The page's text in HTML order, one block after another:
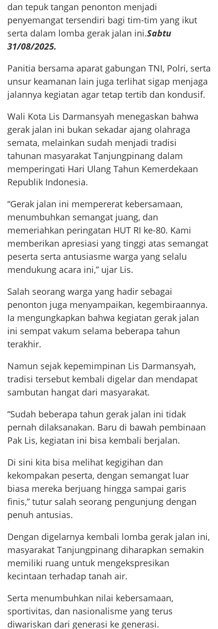
dan tepuk tangan penonton menjadi
penyemangat tersendiri bagi tim-tim yang ikut
serta dalam lomba gerak jalan ini.Sabtu
31/08/2025.
Panitia bersama aparat gabungan TNI, Polri, serta
unsur keamanan lain juga terlihat sigap menjaga
jalannya kegiatan agar tetap tertib dan kondusif.
Wali Kota Lis Darmansyah menegaskan bahwa
gerak jalan ini bukan sekadar ajang olahraga
semata, melainkan sudah menjadi tradisi
tahunan masyarakat Tanjungpinang dalam
memperingati Hari Ulang Tahun Kemerdekaan
Republik Indonesia.
“Gerak jalan ini mempererat kebersamaan,
menumbuhkan semangat juang, dan
memeriahkan peringatan HUT RI ke-80. Kami
memberikan apresiasi yang tinggi atas semangat
peserta serta antusiasme warga yang selalu
mendukung acara ini,” ujar Lis.
Salah seorang warga yang hadir sebagai
penonton juga menyampaikan, kegembiraannya.
Ia mengungkapkan bahwa kegiatan gerak jalan
ini sempat vakum selama beberapa tahun
terakhir.
Namun sejak kepemimpinan Lis Darmansyah,
tradisi tersebut kembali digelar dan mendapat
sambutan hangat dari masyarakat.
“Sudah beberapa tahun gerak jalan ini tidak
pernah dilaksanakan. Baru di bawah pembinaan
Pak Lis, kegiatan ini bisa kembali berjalan.
Di sini kita bisa melihat kegigihan dan
kekompakan peserta, dengan semangat luar
biasa mereka berjuang hingga sampai garis
finis,” tutur salah seorang pengunjung dengan
penuh antusias.
Dengan digelarnya kembali lomba gerak jalan ini,
masyarakat Tanjungpinang diharapkan semakin
memiliki ruang untuk mengekspresikan
kecintaan terhadap tanah air.
Serta menumbuhkan nilai kebersamaan,
sportivitas, dan nasionalisme yang terus
diwariskan dari generasi ke generasi.